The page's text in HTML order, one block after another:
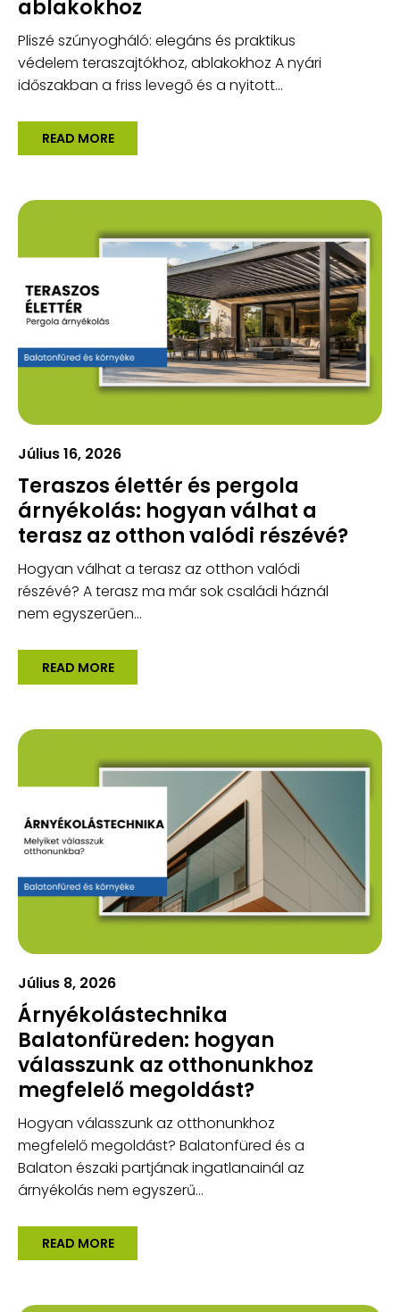
ablakokhoz
Pliszé szúnyogháló: elegáns és praktikus
védelem teraszajtókhoz, ablakokhoz A nyári
időszakban a friss levegő és a nyitott...
READ MORE
Július 16, 2026
Teraszos élettér és pergola
árnyékolás: hogyan válhat a
terasz az otthon valódi részévé?
Hogyan válhat a terasz az otthon valódi
részévé? A terasz ma már sok családi háznál
nem egyszerűen...
READ MORE
Július 8, 2026
Árnyékolástechnika
Balatonfüreden: hogyan
válasszunk az otthonunkhoz
megfelelő megoldást?
Hogyan válasszunk az otthonunkhoz
megfelelő megoldást? Balatonfüred és a
Balaton északi partjának ingatlanainál az
árnyékolás nem egyszerű...
READ MORE